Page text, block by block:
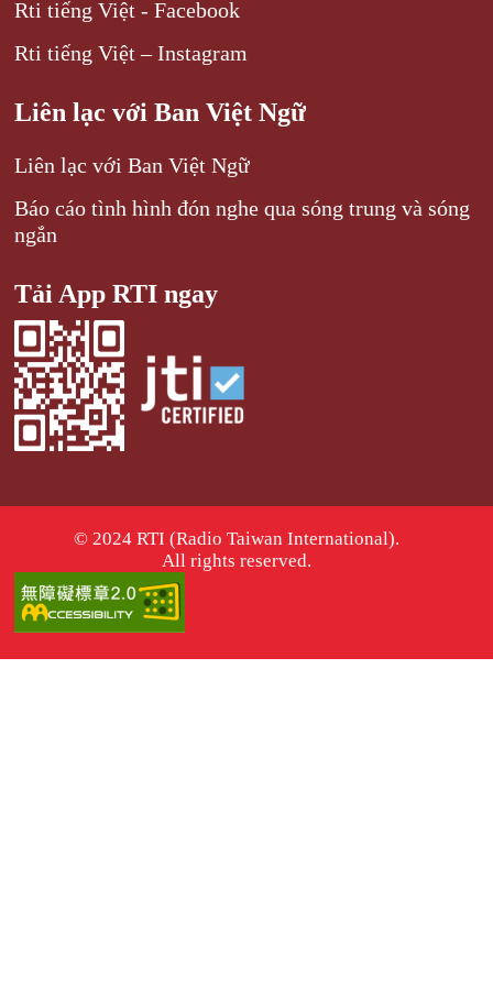
Rti tiếng Việt - Facebook
Rti tiếng Việt – Instagram
Liên lạc với Ban Việt Ngữ
Liên lạc với Ban Việt Ngữ
Báo cáo tình hình đón nghe qua sóng trung và sóng
ngắn
Tải App RTI ngay
© 2024 RTI (Radio Taiwan International).
All rights reserved.